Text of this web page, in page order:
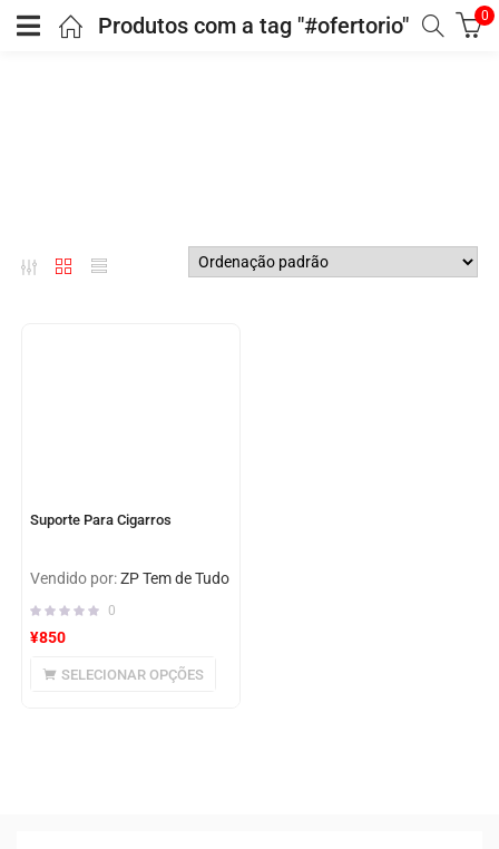
Produtos com a tag "#ofertorio" 0
Suporte Para Cigarros
Vendido por:ZP Tem de Tudo
0
¥850
SELECIONAR OPÇÕES